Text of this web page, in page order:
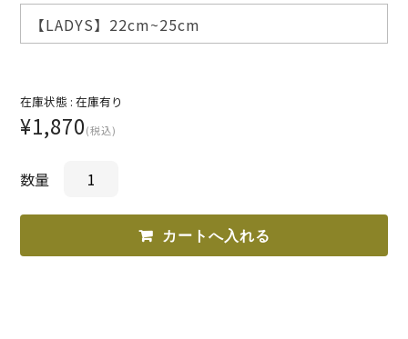
在庫状態 :在庫有り
¥1,870(税込)
数量